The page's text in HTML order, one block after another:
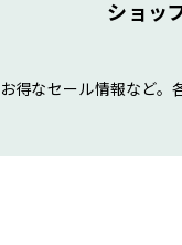
ショッ
得なセール情報など